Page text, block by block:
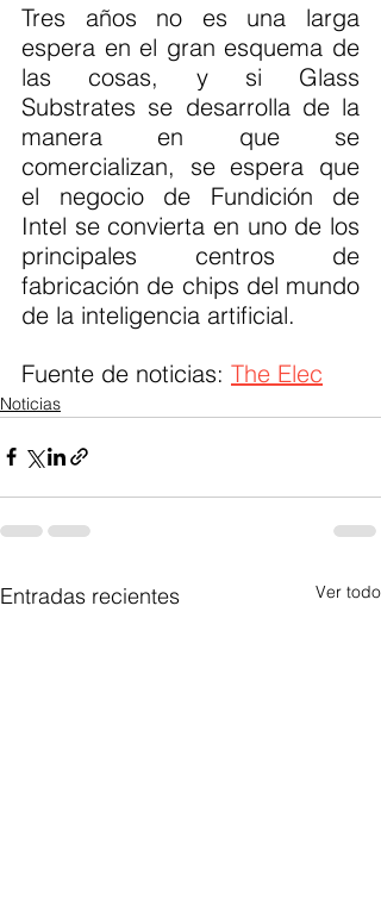
Tres años no es una larga
espera en el gran esquema de
las cosas, y si Glass
Substrates se desarrolla de la
manera en que se
comercializan, se espera que
el negocio de Fundición de
Intel se convierta en uno de los
principales centros de
fabricación de chips del mundo
de la inteligencia artificial.
Fuente de noticias: The Elec
Noticias
Entradas recientes Ver todo